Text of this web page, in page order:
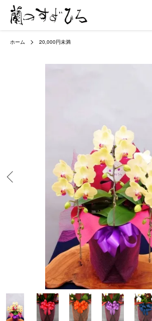
ホーム 20,000円未満